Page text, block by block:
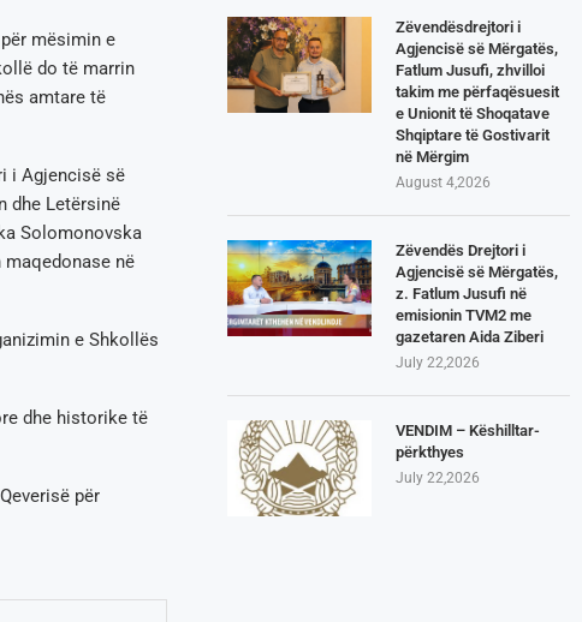
mësimin e
do të marrin
amtare të
i Agjencisë së
dhe Letërsinë
Solomonovska
në
e Shkollës
dhe historike të
për
Zëvendësdrejtori i
Agjencisë së Mërgatës,
Fatlum Jusufi, zhvilloi
takim me përfaqësuesit
e Unionit të Shoqatave
Shqiptare të Gostivarit
në Mërgim
August 4,2026
Zëvendës Drejtori i
Agjencisë së Mërgatës,
z. Fatlum Jusufi në
emisionin TVM2 me
gazetaren Aida Ziberi
July 22,2026
VENDIM – Këshilltar-
përkthyes
July 22,2026